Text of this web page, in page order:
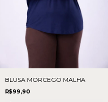
BLUSA MORCEGO MALHA
R$99,90